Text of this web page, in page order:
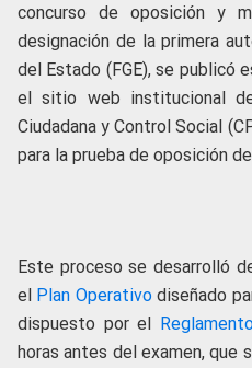
concurso de oposición y
designación de la primera
del Estado (FGE), se publicó
el sitio web institucional
Ciudadana y Control Social
para la prueba de oposición
Este proceso se desarrolló
el Plan Operativodiseñado
dispuesto por el
horas antes del examen, que